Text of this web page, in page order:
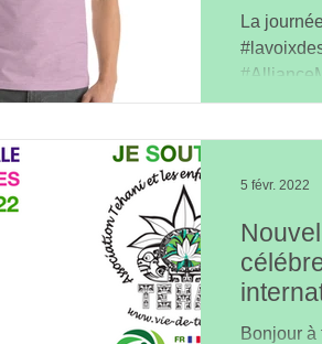
La
février
rares
Bonjour à
5 févr. 2022